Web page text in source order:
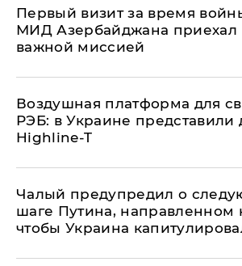
Первый визит за время
МИД Азербайджана приехал
важной миссией
Воздушная платформа для
РЭБ: в Украине представили
Highline-T
Чалый предупредил о
шаге Путина, направленном
чтобы Украина